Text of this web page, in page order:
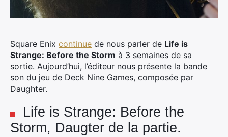
Square Enix continue de nous parler de Life is
Strange: Before the Storm à 3 semaines de sa
sortie. Aujourd’hui, l’éditeur nous présente la bande
son du jeu de Deck Nine Games, composée par
Daughter.
Life is Strange: Before the
Storm, Daugter de la partie.